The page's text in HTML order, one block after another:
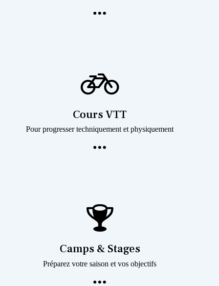
Cours VTT
Pour progresser techniquement et physiquement
Camps & Stages
Préparez votre saison et vos objectifs